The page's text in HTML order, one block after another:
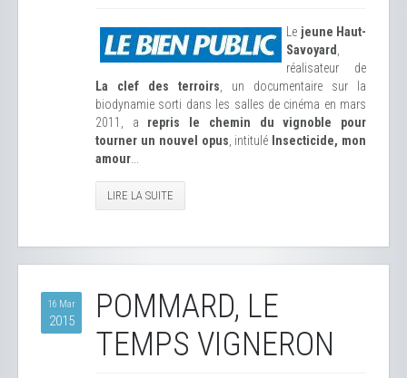
Le jeune Haut-
Savoyard
réalisateur de
La clef des terroirs , un documentaire sur la
biodynamie sorti dans les salles de cinéma en mars
2011, a repris le chemin du vignoble pour
tourner un nouvel opus , intitulé Insecticide, mon
amour
LIRE LA SUITE
16 Mar
2015
POMMARD, LE
TEMPS VIGNERON